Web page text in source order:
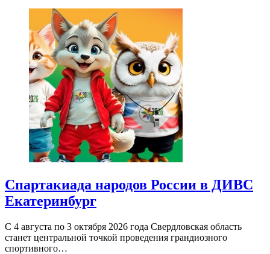
Спартакиада народов России в ДИВС
Екатеринбург
С 4 августа по 3 октября 2026 года Свердловская область
станет центральной точкой проведения грандиозного
спортивного…